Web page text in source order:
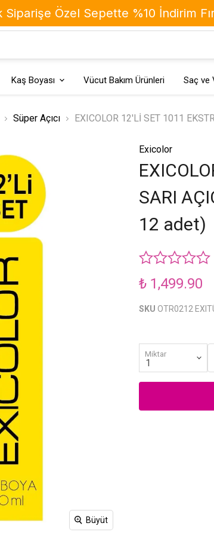
Kaş Boyası Vücut Bakım Ürünleri Saç ve
Süper Açıcı EXICOLOR 12'Lİ SET 1011
Büyüt
Exicolor
SARI
12 adet)
₺ 1,499.90
SKU OTR0212
Miktar
Özel Sepette %10 İndirim